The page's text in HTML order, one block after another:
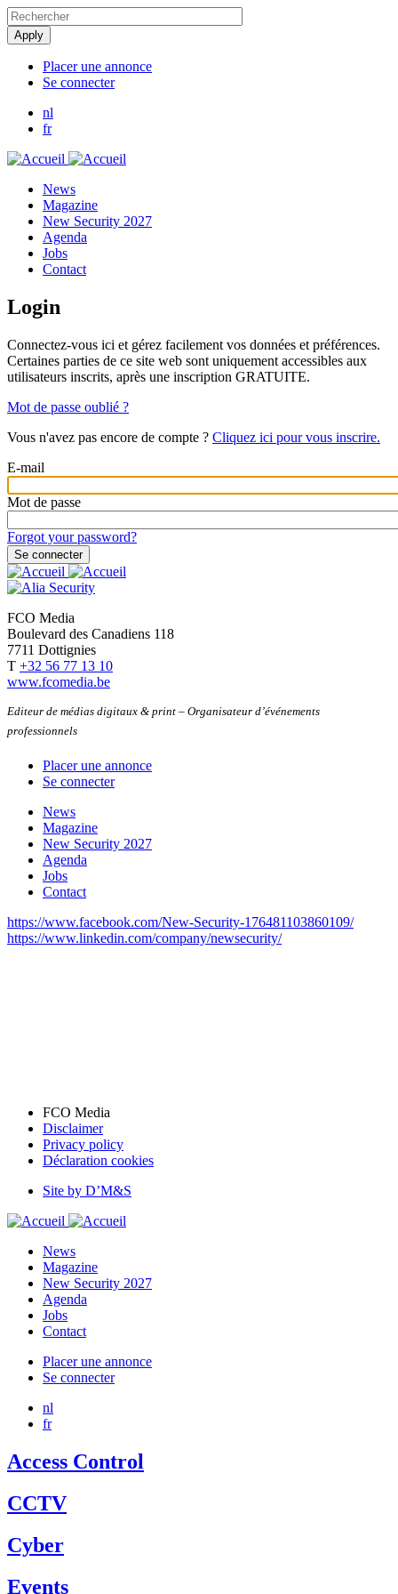
Aller
au
contenu
principal
User
account
menu
Placer une annonce
Se connecter
nl
fr
News
Magazine
New Security 2027
Agenda
Jobs
Contact
Login
Connectez-vous ici et gérez facilement vos données et préférences.
Certaines parties de ce site web sont uniquement accessibles aux
utilisateurs inscrits, après une inscription GRATUITE.
Mot de passe oublié ?
Vous n'avez pas encore de compte ? Cliquez ici pour vous inscrire.
E-mail
Mot de passe
Forgot your password?
FCO Media
Boulevard des Canadiens 118
7711 Dottignies
T +32 56 77 13 10
www.fcomedia.be
Editeur de médias digitaux & print – Organisateur d’événements
professionnels
User
account
menu
Placer une annonce
Se connecter
News
Magazine
New Security 2027
Agenda
Jobs
Contact
https://www.facebook.com/New-Security-176481103860109/
https://www.linkedin.com/company/newsecurity/
Bottom
menu
FCO Media
Disclaimer
Privacy policy
Déclaration cookies
DMS
Site by D’M&S
News
Magazine
New Security 2027
Agenda
Jobs
Contact
User
account
menu
reference
Placer une annonce
Se connecter
nl
fr
Access Control
CCTV
Cyber
Events